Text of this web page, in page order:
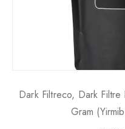
Dark Filtreco, Dark
Gram